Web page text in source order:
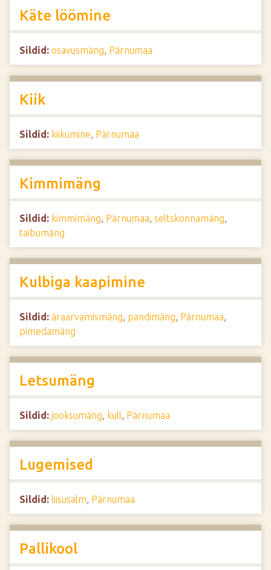
Käte löömine
Sildid: osavusmäng, Pärnumaa
Kiik
Sildid: kiikumine, Pärnumaa
Kimmimäng
Sildid: kimmimäng, Pärnumaa, seltskonnamäng,
taibumäng
Kulbiga kaapimine
Sildid: äraarvamismäng, pandimäng, Pärnumaa,
pimedamäng
Letsumäng
Sildid: jooksumäng, kull, Pärnumaa
Lugemised
Sildid: liisusalm, Pärnumaa
Pallikool